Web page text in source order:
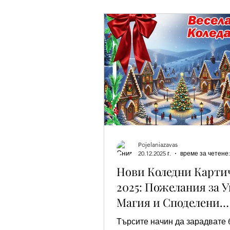
Добро утро Лека вечер
Имен ден - Вивиан/а Имен
Имен ден - Божидар, Дарина,
Благовещение Имен ден -
Имен ден - Страхил Имен
Нови Коледни
2025: Пожелания за
Магия и Споделени
Моменти
Търсите начин да зарадвате
Pojelaniazavas
20.12.2025 г.
време за